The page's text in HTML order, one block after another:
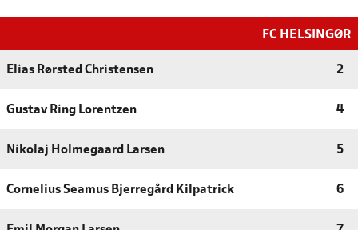
FC HELSINGØR
Elias Rørsted Christensen 2
Gustav Ring Lorentzen 4
Nikolaj Holmegaard Larsen 5
Cornelius Seamus Bjerregård Kilpatrick 6